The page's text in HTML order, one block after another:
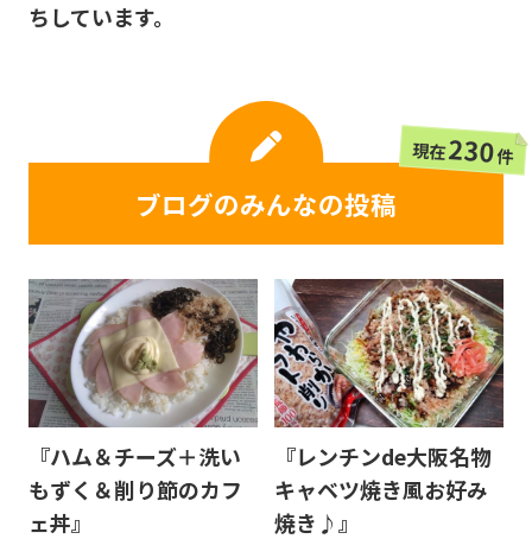
ちしています。
ブログのみんなの投稿
現在230件
『ハム＆チーズ＋洗い
もずく＆削り節のカフ
ェ丼』
『レンチンde大阪名物
キャベツ焼き風お好み
焼き♪』